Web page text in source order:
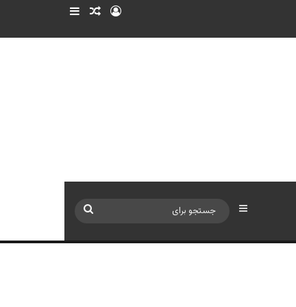
ورود نوشته تصادفی
سایدبار